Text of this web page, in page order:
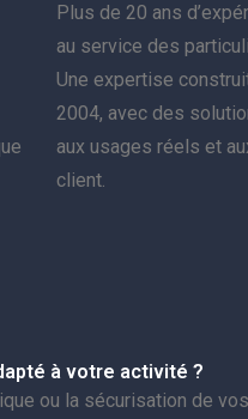
Plus de 20 ans
au service des
Une expertise
2004, avec des
aux usages réels et
client.
à votre activité ?
ou la sécurisation de